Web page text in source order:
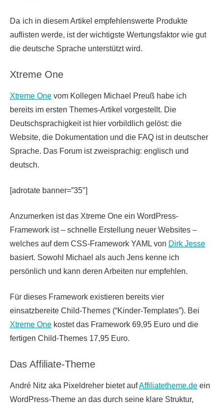
Da ich in diesem Artikel empfehlenswerte Produkte
auflisten werde, ist der wichtigste Wertungsfaktor wie gut
die deutsche Sprache unterstützt wird.
Xtreme One
Xtreme One vom Kollegen Michael Preuß habe ich
bereits im ersten Themes-Artikel vorgestellt. Die
Deutschsprachigkeit ist hier vorbildlich gelöst: die
Website, die Dokumentation und die FAQ ist in deutscher
Sprache. Das Forum ist zweisprachig: englisch und
deutsch.
[adrotate banner=”35″]
Anzumerken ist das Xtreme One ein WordPress-
Framework ist – schnelle Erstellung neuer Websites –
welches auf dem CSS-Framework YAML von Dirk Jesse
basiert. Sowohl Michael als auch Jens kenne ich
persönlich und kann deren Arbeiten nur empfehlen.
Für dieses Framework existieren bereits vier
einsatzbereite Child-Themes (“Kinder-Templates”). Bei
Xtreme One kostet das Framework 69,95 Euro und die
fertigen Child-Themes 17,95 Euro.
Das Affiliate-Theme
André Nitz aka Pixeldreher bietet aufAffiliatetheme.de ein
WordPress-Theme an das durch seine klare Struktur,